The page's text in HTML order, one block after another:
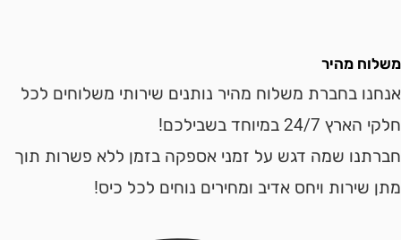
מהיר
בחברת משלוח מהיר נותנים שירותי משלוחים לכל
במיוחד בשבילכם!
שמה דגש על זמני אספקה בזמן ללא פשרות תוך
ויחס אדיב ומחירים נוחים לכל כיס!